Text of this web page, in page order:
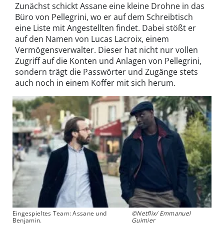
Zunächst schickt Assane eine kleine Drohne in das
Büro von Pellegrini, wo er auf dem Schreibtisch
eine Liste mit Angestellten findet. Dabei stößt er
auf den Namen von Lucas Lacroix, einem
Vermögensverwalter. Dieser hat nicht nur vollen
Zugriff auf die Konten und Anlagen von Pellegrini,
sondern trägt die Passwörter und Zugänge stets
auch noch in einem Koffer mit sich herum.
Eingespieltes Team: Assane und
Benjamin.
©Netflix/ Emmanuel
Guimier